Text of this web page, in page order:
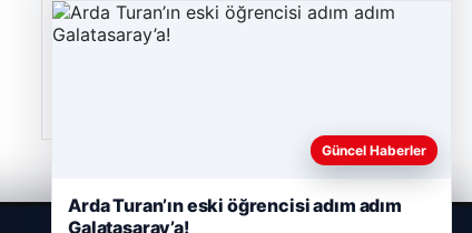
Cengiz Sigorta
Güncel Haberler
Arda Turan’ın eski öğrencisi adım adım
Galatasaray’a!